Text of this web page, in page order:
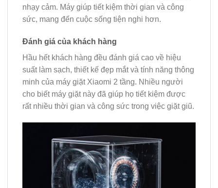
nhạy cảm. Máy giúp tiết kiệm thời gian và công
sức, mang đến cuộc sống tiện nghi hơn.
Đánh giá của khách hàng
Hầu hết khách hàng đều đánh giá cao về hiệu
suất làm sạch, thiết kế đẹp mắt và tính năng thông
minh của máy giặt Xiaomi 2 tầng. Nhiều người
cho biết máy giặt này đã giúp họ tiết kiệm được
rất nhiều thời gian và công sức trong việc giặt giũ.